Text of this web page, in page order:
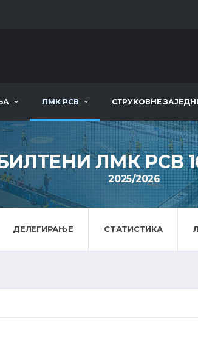
ЛМК РСВ СТРУКОВНЕ
ЛМК РСВ
2025/2026
ДЕЛЕГИРАЊЕ СТАТИСТИКА